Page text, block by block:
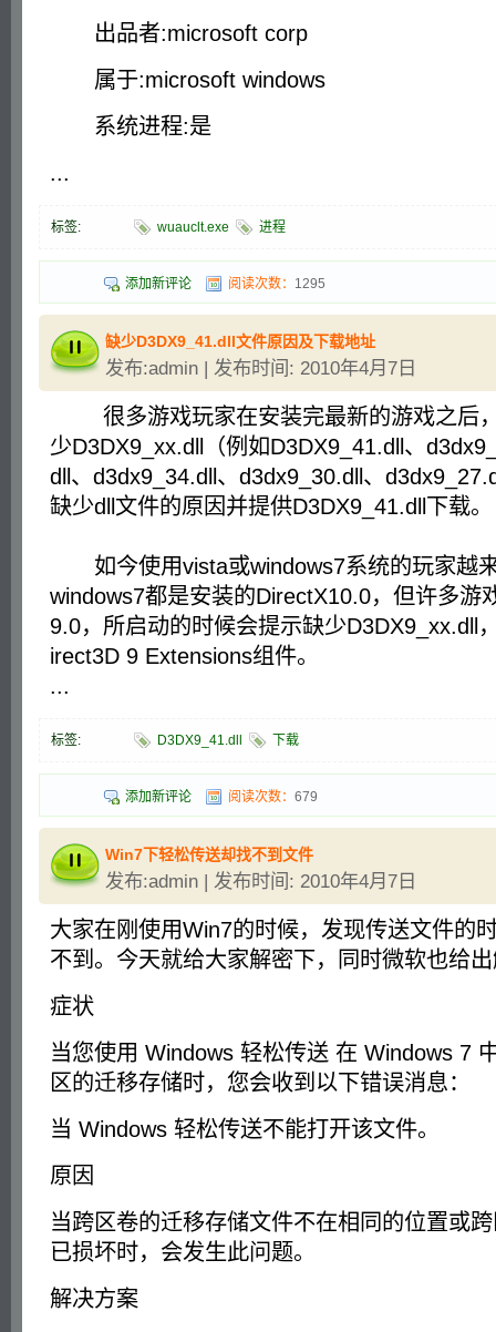
出品者:microsoft corp
属于:microsoft windows
系统进程:是
...
标签: wuauclt.exe 进程
添加新评论 阅读次数： 1295
缺少D3DX9_41.dll文件原因及下载地址
发布:admin | 发布时间: 2010年4月7日
很多游戏玩家在安装完最新的游戏之后
少D3DX9_xx.dll（例如D3DX9_41.dll、
dll、d3dx9_34.dll、d3dx9_30.dll、
缺少dll文件的原因并提供D3DX9_41.dll下载。
如今使用vista或windows7系统的玩家越
windows7都是安装的DirectX10.0，但许多游
9.0，所启动的时候会提示缺少D3DX9_xx.dll
irect3D 9 Extensions组件。
...
标签: D3DX9_41.dll 下载
添加新评论 阅读次数： 679
Win7下轻松传送却找不到文件
发布:admin | 发布时间: 2010年4月7日
大家在刚使用Win7的时候，发现传送文件的
不到。今天就给大家解密下，同时微软也给
症状
当您使用 Windows 轻松传送 在 Windows 7
区的迁移存储时，您会收到以下错误消息：
当 Windows 轻松传送不能打开该文件。
原因
当跨区卷的迁移存储文件不在相同的位置或
已损坏时，会发生此问题。
解决方案